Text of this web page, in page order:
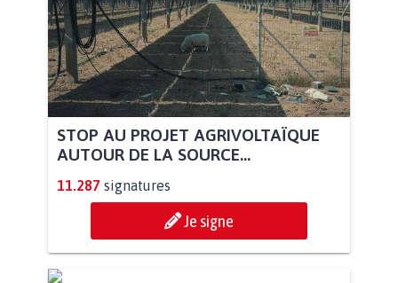
STOP AU PROJET AGRIVOLTAÏQUE
AUTOUR DE LA SOURCE...
11.287 signatures
Je signe